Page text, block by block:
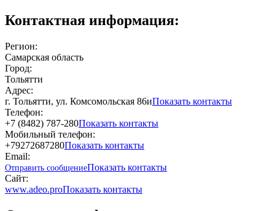
Контактная информация:
Регион:
Самарская область
Город:
Тольятти
Адрес:
г. Тольятти, ул. Комсомольская 86иПоказать контакты
Телефон:
+7 (8482) 787-280Показать контакты
Мобильный телефон:
+79272687280Показать контакты
Email:
Отправить сообщениеПоказать контакты
Сайт:
www.adeo.proПоказать контакты